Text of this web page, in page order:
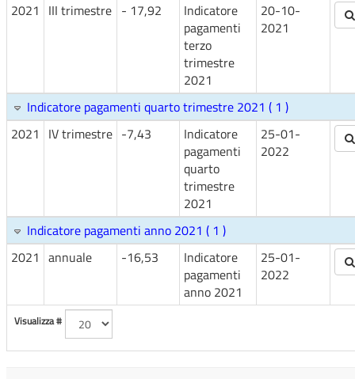
Visualizza #
2021 III trimestre - 17,92
Indicatore
pagamenti
terzo
trimestre
2021
20-10-
2021
Indicatore pagamenti quarto trimestre 2021 ( 1 )
2021 IV trimestre -7,43
Indicatore
pagamenti
quarto
trimestre
2021
25-01-
2022
Indicatore pagamenti anno 2021 ( 1 )
2021 annuale -16,53
Indicatore
pagamenti
anno 2021
25-01-
2022